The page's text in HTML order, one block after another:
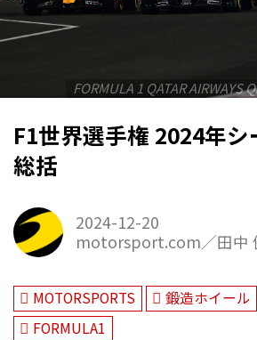
FORMULA 1 QATAR AIRWAYS
F1世界選手権 2024年
総括
2024-12-20
motorsport.com／田中
MOTORSPORTS 鍛造ホイール
FORMULA1